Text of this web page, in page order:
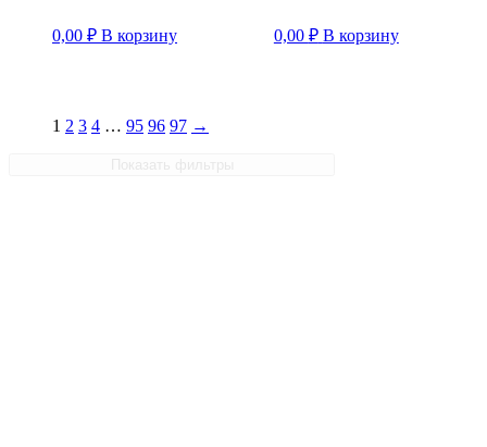
0,00 ₽ В корзину 0,00 ₽ В корзину
1 2 3 4 … 95 96 97 →